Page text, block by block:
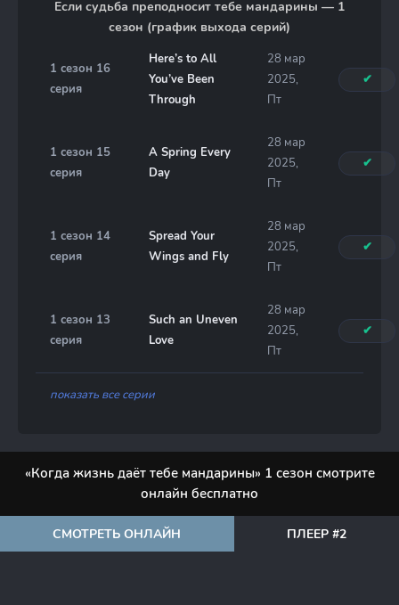
Если судьба преподносит тебе мандарины — 1
сезон (график выхода серий)
1 сезон 16
серия
Here’s to All
You’ve Been
Through
28 мар
2025,
Пт
✔
1 сезон 15
серия
A Spring Every
Day
28 мар
2025,
Пт
✔
1 сезон 14
серия
Spread Your
Wings and Fly
28 мар
2025,
Пт
✔
1 сезон 13
серия
Such an Uneven
Love
28 мар
2025,
Пт
✔
показать все серии
«Когда жизнь даёт тебе мандарины» 1 сезон смотрите
онлайн бесплатно
СМОТРЕТЬ ОНЛАЙН ПЛЕЕР #2